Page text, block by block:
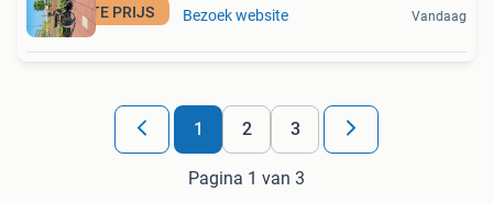
LAAGSTE PRIJS Bezoek website Vandaag
1 2 3
Pagina 1 van 3